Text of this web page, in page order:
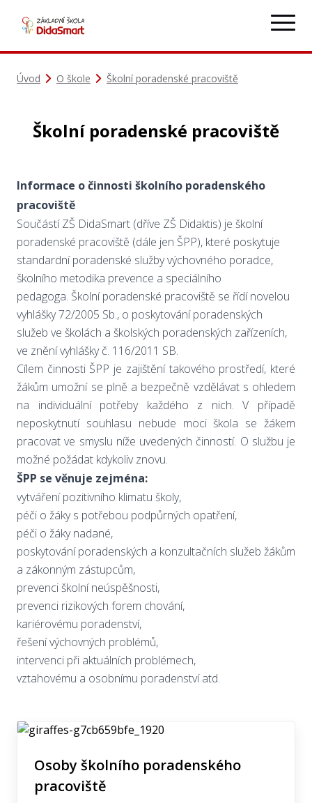
Úvod O škole Školní poradenské pracoviště
Školní poradenské pracoviště
Informace o činnosti školního poradenského
pracoviště
Součástí ZŠ DidaSmart (dříve ZŠ Didaktis) je školní
poradenské pracoviště (dále jen ŠPP), které poskytuje
standardní poradenské služby výchovného poradce,
školního metodika prevence a speciálního
pedagoga. Školní poradenské pracoviště se řídí novelou
vyhlášky 72/2005 Sb., o poskytování poradenských
služeb ve školách a školských poradenských zařízeních,
ve znění vyhlášky č. 116/2011 SB.
Cílem činnosti ŠPP je zajištění takového prostředí, které
žákům umožní se plně a bezpečně vzdělávat s ohledem
na individuální potřeby každého z nich. V případě
neposkytnutí souhlasu nebude moci škola se žákem
pracovat ve smyslu níže uvedených činností. O službu je
možné požádat kdykoliv znovu.
ŠPP se věnuje zejména:
vytváření pozitivního klimatu školy,
péči o žáky s potřebou podpůrných opatření,
péči o žáky nadané,
poskytování poradenských a konzultačních služeb žákům
a zákonným zástupcům,
prevenci školní neúspěšnosti,
prevenci rizikových forem chování,
kariérovému poradenství,
řešení výchovných problémů,
intervenci při aktuálních problémech,
vztahovému a osobnímu poradenství atd.
Osoby školního poradenského
pracoviště